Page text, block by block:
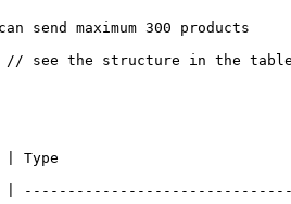
send maximum 300 products
| Type
|